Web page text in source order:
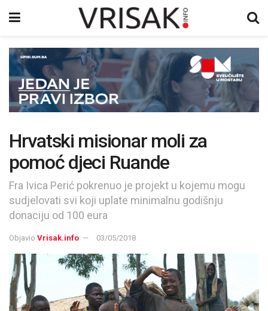
Hrvatski misionar moli za
pomoć djeci Ruande
Fra Ivica Perić pokrenuo je projekt u kojemu mogu
sudjelovati svi koji uplate minimalnu godišnju
donaciju od 100 eura
Objavio Vrisak.info 03/05/2018